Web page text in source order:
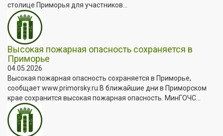
столице Приморья для участников...
Высокая пожарная опасность сохраняется в
Приморье
04.05.2026
Высокая пожарная опасность сохраняется в Приморье,
сообщает www.primorsky.ru В ближайшие дни в Приморском
крае сохранится высокая пожарная опасность. МинГОЧС...